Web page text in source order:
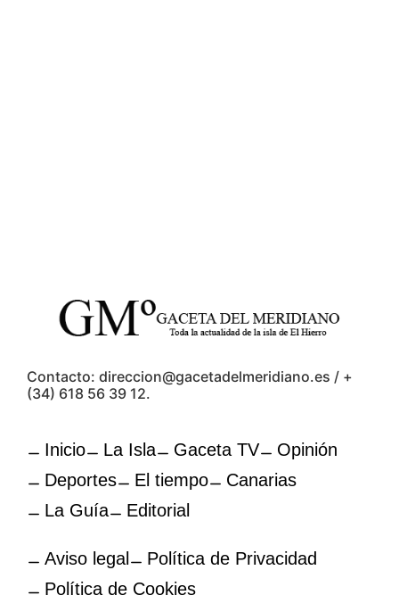
Contacto: direccion@gacetadelmeridiano.es / +
(34) 618 56 39 12.
Inicio La Isla Gaceta TV
Opinión
Deportes
El tiempo
Canarias
La Guía
Editorial
Aviso legal
Política de Privacidad
Política de Cookies